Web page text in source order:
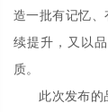
造一批有记忆
续提升，又以
质。
此次发布的品